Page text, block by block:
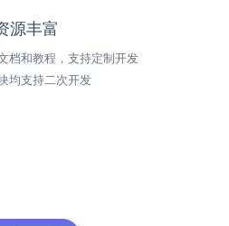
源丰富
档和教程，支持定制开发
均支持二次开发